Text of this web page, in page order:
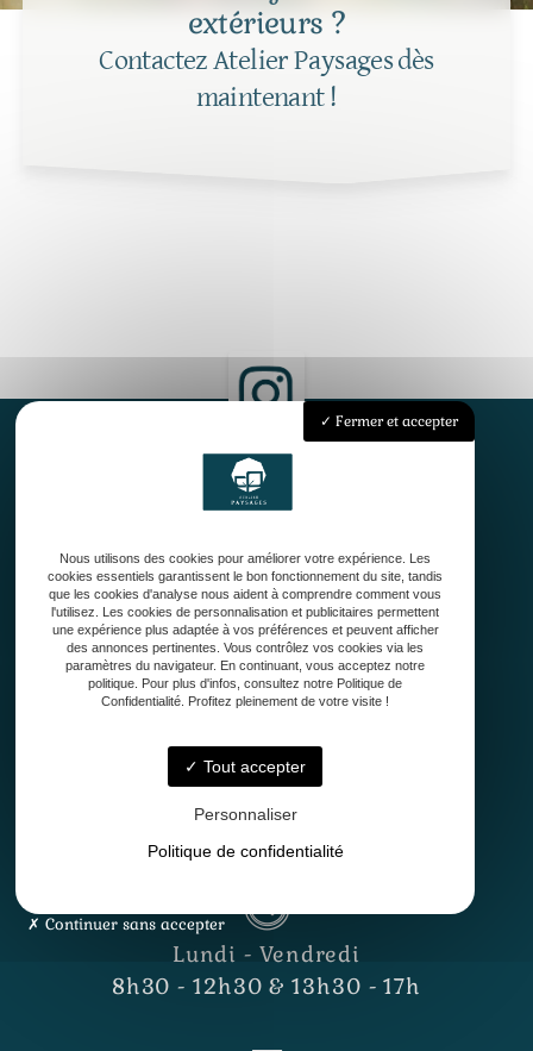
extérieurs ?
Contactez Atelier Paysages dès
maintenant !
Accueil
Conception
Création
Entretien de jardin
Contact
33127 Saint-Jean-d'Illac
Lundi - Vendredi
8h30 - 12h30 & 13h30 - 17h
Fermer et accepter
Nous utilisons des cookies pour améliorer votre expérience. Les
cookies essentiels garantissent le bon fonctionnement du site, tandis
que les cookies d'analyse nous aident à comprendre comment vous
l'utilisez. Les cookies de personnalisation et publicitaires permettent
une expérience plus adaptée à vos préférences et peuvent afficher
des annonces pertinentes. Vous contrôlez vos cookies via les
paramètres du navigateur. En continuant, vous acceptez notre
politique. Pour plus d'infos, consultez notre Politique de
Confidentialité. Profitez pleinement de votre visite !
Tout accepter
Personnaliser
Politique de confidentialité
Continuer sans accepter